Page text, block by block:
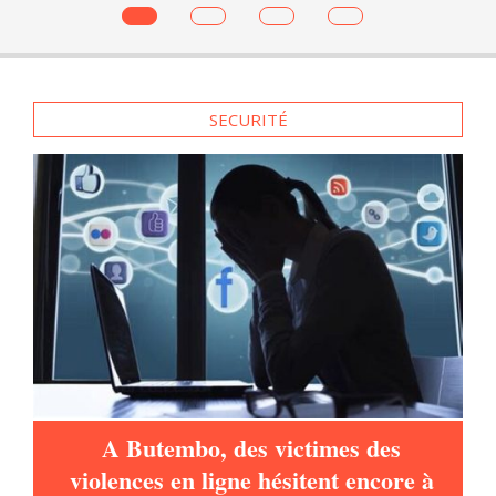
Du côté congolais, sur le lac Edouard,
la faible production insécurise les
pécheurs